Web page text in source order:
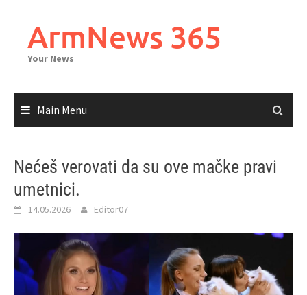
contentArmNews 365
Your News
Main Menu
Nećeš verovati da su ove mačke pravi
umetnici.
14.05.2026 Editor07